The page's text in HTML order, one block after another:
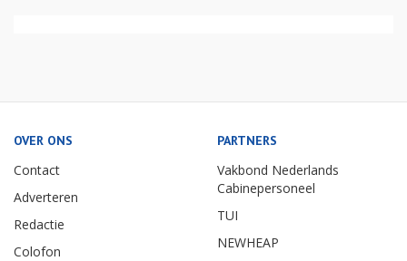
OVER ONS
Contact
Adverteren
Redactie
Colofon
PARTNERS
Vakbond Nederlands
Cabinepersoneel
TUI
NEWHEAP